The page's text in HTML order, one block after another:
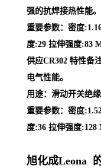
强的抗焊接热性能。
重要参数：密度
度:29 拉伸强度:83
供应CR302 特性备
电气性能。
用途：滑动开关绝
重要参数：密度
度:36 拉伸强度:128
旭化成Leona